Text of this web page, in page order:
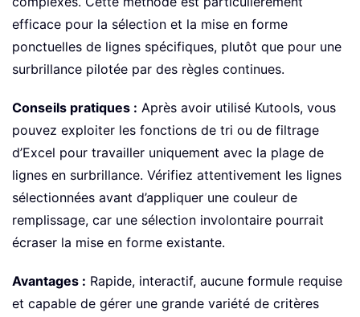
efficace pour la sélection et la mise en forme
ponctuelles de lignes spécifiques, plutôt que pour une
surbrillance pilotée par des règles continues.
Conseils pratiques : Après avoir utilisé Kutools, vous
pouvez exploiter les fonctions de tri ou de filtrage
d’Excel pour travailler uniquement avec la plage de
lignes en surbrillance. Vérifiez attentivement les lignes
sélectionnées avant d’appliquer une couleur de
remplissage, car une sélection involontaire pourrait
écraser la mise en forme existante.
Avantages : Rapide, interactif, aucune formule requise
et capable de gérer une grande variété de critères